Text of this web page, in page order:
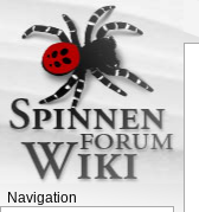
Navigation